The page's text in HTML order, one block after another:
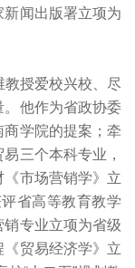
闻出版署立项为
授爱校兴校、尽
他作为省政协委
商学院的提案；牵
三个本科专业，
市场营销学》立
评省高等教育教学
专业立项为省级
贸易经济学》立